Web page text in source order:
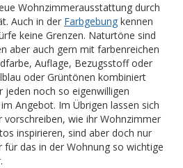
Wohnzimmerausstattung durch
Auch in der Farbgebung kennen
keine Grenzen. Naturtöne sind
aber auch gern mit farbenreichen
Auflage, Bezugsstoff oder
oder Grüntönen kombiniert
jeden noch so eigenwilligen
Angebot. Im Übrigen lassen sich
vorschreiben, wie ihr Wohnzimmer
inspirieren, sind aber doch nur
für das in der Wohnung so wichtige